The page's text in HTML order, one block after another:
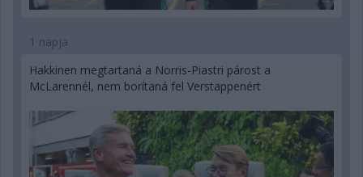
1 napja
Hakkinen megtartaná a Norris-Piastri párost a
McLarennél, nem borítaná fel Verstappenért